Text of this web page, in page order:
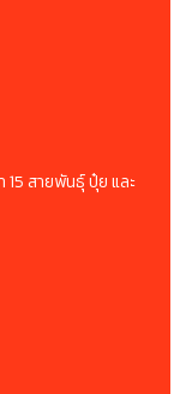
สายพันธุ์ ปุ๋ย และ